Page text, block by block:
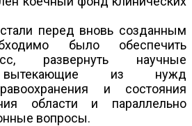
перед вновь созданным
было обеспечить
развернуть научные
вытекающие из нужд
и состояния
области и параллельно
вопросы.